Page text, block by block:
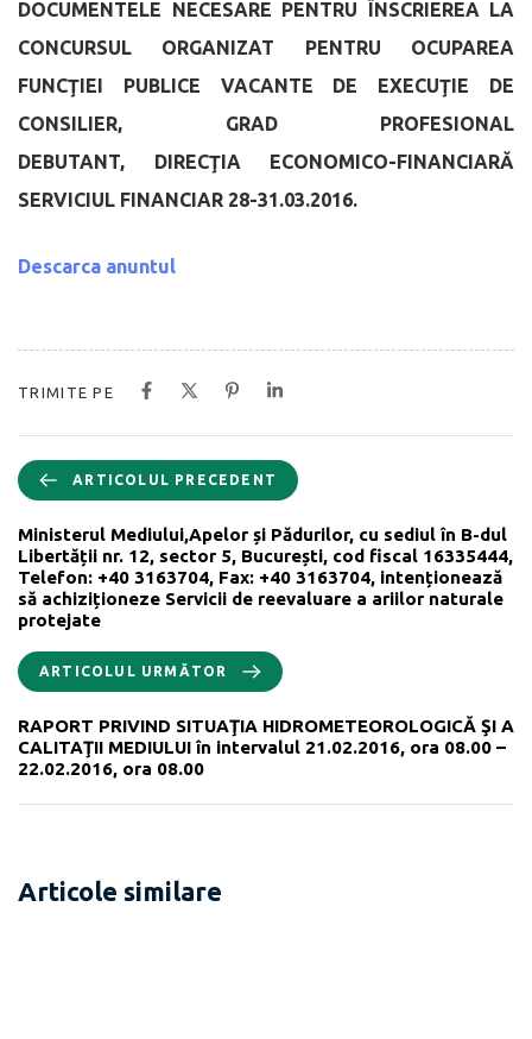
DOCUMENTELE NECESARE PENTRU ÎNSCRIEREA LA
CONCURSUL ORGANIZAT PENTRU OCUPAREA
FUNCŢIEI PUBLICE VACANTE DE EXECUŢIE DE
CONSILIER, GRAD PROFESIONAL
DEBUTANT, DIRECŢIA ECONOMICO-FINANCIARĂ
SERVICIUL FINANCIAR 28-31.03.2016.
Descarca anuntul
TRIMITE PE
ARTICOLUL PRECEDENT
Ministerul Mediului,Apelor și Pădurilor, cu sediul în B-dul
Libertății nr. 12, sector 5, București, cod fiscal 16335444,
Telefon: +40 3163704, Fax: +40 3163704, intenționează
să achiziționeze Servicii de reevaluare a ariilor naturale
protejate
ARTICOLUL URMĂTOR
RAPORT PRIVIND SITUAŢIA HIDROMETEOROLOGICĂ ŞI A
CALITAŢII MEDIULUI în intervalul 21.02.2016, ora 08.00 –
22.02.2016, ora 08.00
Articole similare